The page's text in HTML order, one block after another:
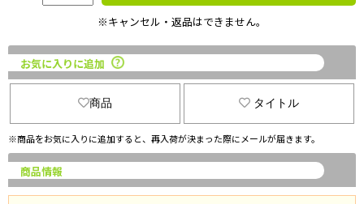
※キャンセル・返品はできません。
お気に入りに追加
商品 タイトル
※商品をお気に入りに追加すると、再入荷が決まった際にメールが届きます。
商品情報